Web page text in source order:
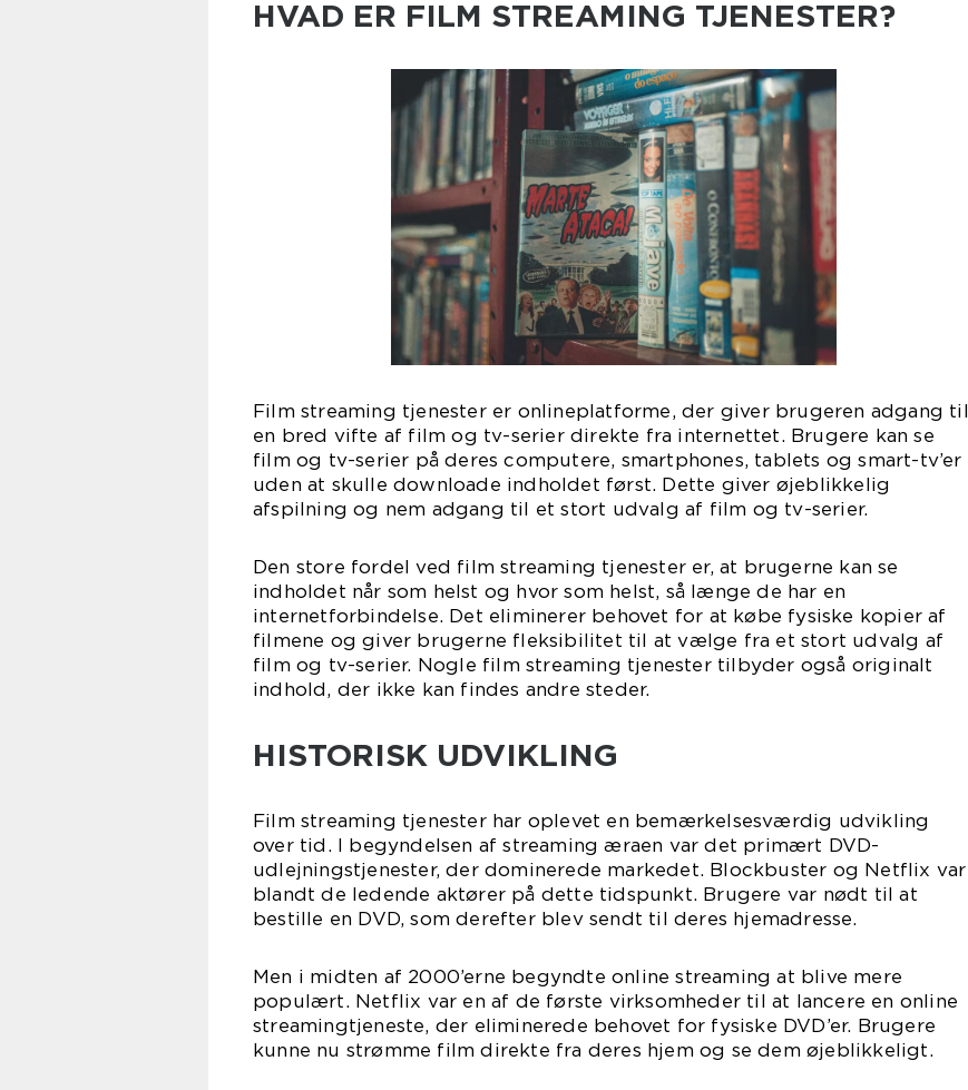
HVAD ER FILM STREAMING TJENESTER?
Film streaming tjenester er onlineplatforme, der giver brugeren adgang til
en bred vifte af film og tv-serier direkte fra internettet. Brugere kan se
film og tv-serier på deres computere, smartphones, tablets og smart-tv’er
uden at skulle downloade indholdet først. Dette giver øjeblikkelig
afspilning og nem adgang til et stort udvalg af film og tv-serier.
Den store fordel ved film streaming tjenester er, at brugerne kan se
indholdet når som helst og hvor som helst, så længe de har en
internetforbindelse. Det eliminerer behovet for at købe fysiske kopier af
filmene og giver brugerne fleksibilitet til at vælge fra et stort udvalg af
film og tv-serier. Nogle film streaming tjenester tilbyder også originalt
indhold, der ikke kan findes andre steder.
HISTORISK UDVIKLING
Film streaming tjenester har oplevet en bemærkelsesværdig udvikling
over tid. I begyndelsen af streaming æraen var det primært DVD-
udlejningstjenester, der dominerede markedet. Blockbuster og Netflix var
blandt de ledende aktører på dette tidspunkt. Brugere var nødt til at
bestille en DVD, som derefter blev sendt til deres hjemadresse.
Men i midten af 2000’erne begyndte online streaming at blive mere
populært. Netflix var en af de første virksomheder til at lancere en online
streamingtjeneste, der eliminerede behovet for fysiske DVD’er. Brugere
kunne nu strømme film direkte fra deres hjem og se dem øjeblikkeligt.